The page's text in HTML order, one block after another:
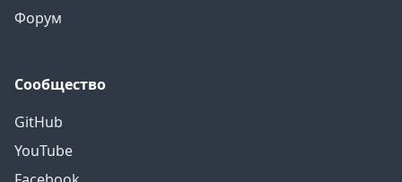
Форум
Сообщество
GitHub
YouTube